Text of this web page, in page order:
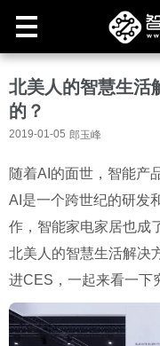
北美人的智慧生活
的？
2019-01-05 郎玉峰
随着AI的面世，智能产
AI是一个跨世纪的研发
作，智能家电家居也成
北美人的智慧生活解决
进CES，一起来看一下